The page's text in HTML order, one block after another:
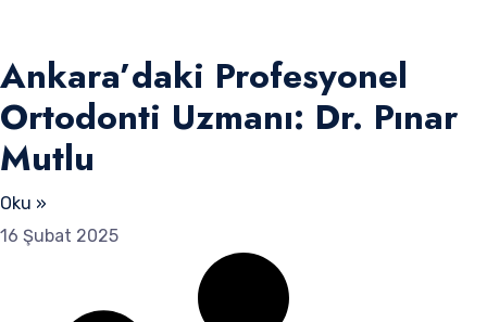
Ankara’daki Profesyonel
Ortodonti Uzmanı: Dr. Pınar
Mutlu
Oku »
16 Şubat 2025